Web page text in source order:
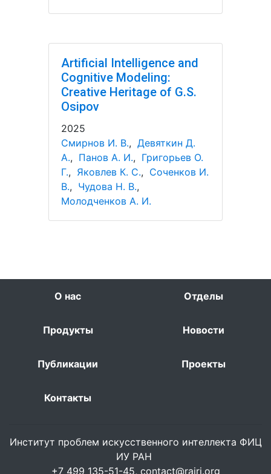
Artificial Intelligence and
Cognitive Modeling:
Creative Heritage of G.S.
Osipov
2025
Смирнов И. В., Девяткин Д.
А., Панов А. И., Григорьев О.
Г., Яковлев К. С., Соченков И.
В., Чудова Н. В.,
Молодченков А. И.
О нас Отделы
Продукты Новости
Публикации Проекты
Контакты
Институт проблем искусственного интеллекта ФИЦ
ИУ РАН
+7 499 135-51-45, contact@rairi.org